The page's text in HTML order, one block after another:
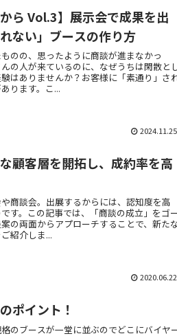
ら Vol.3】展示会で成果を出
ない」ブースの作り方
のの、思ったように商談が進まなかっ
の人が来ているのに、なぜうちは閑散と
はありませんか？お客様に「素通り」さ
ります。こ...
2024.11.25
顧客層を開拓し、成約率を高
商談会。出展するからには、認知度を高
す。この記事では、「商談の成立」をゴ
の両面からアプローチすることで、新た
紹介しま...
2020.06.22
ポイント！
のブースが一堂に並ぶのでどこにバイヤ